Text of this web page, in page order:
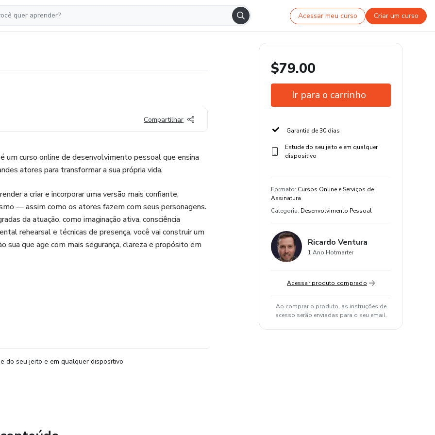
Acessar meu curso Criar um curso
Compartilhar
curso online de desenvolvimento pessoal que ensina
atores para transformar a sua própria vida.
a criar e incorporar uma versão mais confiante,
— assim como os atores fazem com seus personagens.
da atuação, como imaginação ativa, consciência
rehearsal e técnicas de presença, você vai construir um
sua que age com mais segurança, clareza e propósito em
para quem quer melhorar sua comunicação, vencer
vivendo no automático ou distante da sua melhor versão,
do seu jeito e em qualquer dispositivo
$79.00
Ir para o carrinho
Garantia de 30 dias
Estude do seu jeito e em qualquer
dispositivo
Formato: Cursos Online e Serviços de
Assinatura
Categoria: Desenvolvimento Pessoal
Ricardo Ventura
1 Ano Hotmarter
Acessar produto comprado
Ao comprar o produto, as instruções de
acesso serão enviadas para o seu email.